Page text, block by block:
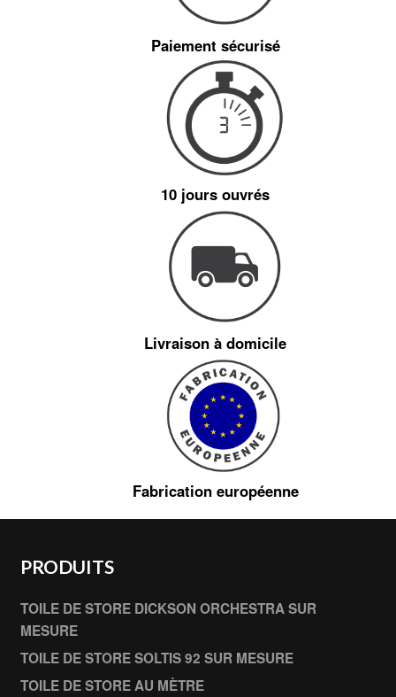
Paiement sécurisé
10 jours ouvrés
Livraison à domicile
Fabrication européenne
PRODUITS
TOILE DE STORE DICKSON ORCHESTRA SUR
MESURE
TOILE DE STORE SOLTIS 92 SUR MESURE
TOILE DE STORE AU MÈTRE